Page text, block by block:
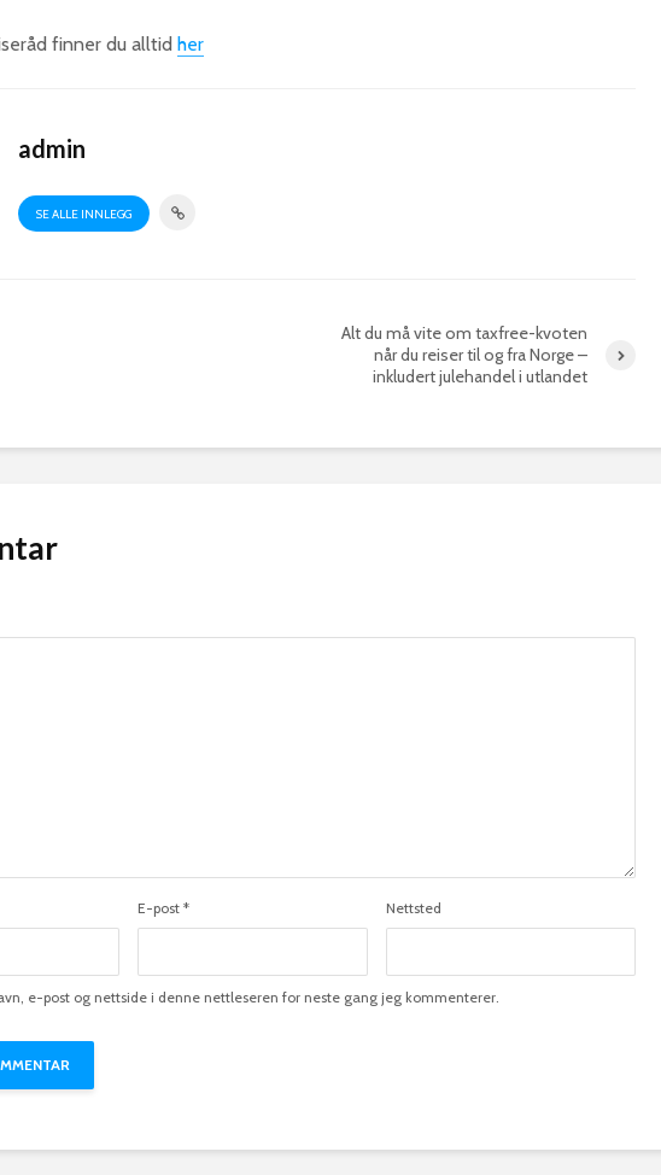
finner du alltid her
admin
SE ALLE INNLEGG
Alt du må vite om taxfree-kvoten
når du reiser til og fra Norge –
inkludert julehandel i utlandet
E-post * Nettsted
e-post og nettside i denne nettleseren for neste gang jeg kommenterer.